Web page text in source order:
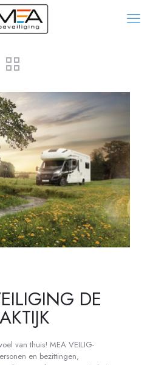
DE
van thuis! MEA VEILIG-
en bezittingen,